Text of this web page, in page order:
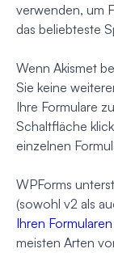
verwenden, um
das beliebteste
Wenn Akismet
Sie keine
Ihre Formulare
Schaltfläche
einzelnen
WPForms
(sowohl v2 als
Ihren Formularen
meisten Arten